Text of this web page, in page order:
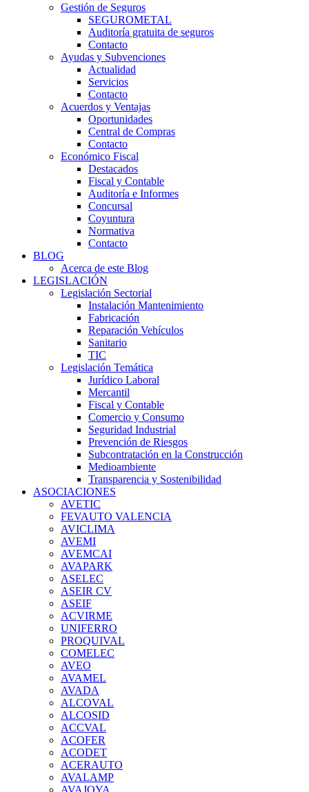
Gestión de Seguros
SEGUROMETAL
Auditoría gratuita de seguros
Contacto
Ayudas y Subvenciones
Actualidad
Servicios
Contacto
Acuerdos y Ventajas
Oportunidades
Central de Compras
Contacto
Económico Fiscal
Destacados
Fiscal y Contable
Auditoría e Informes
Concursal
Coyuntura
Normativa
Contacto
BLOG
Acerca de este Blog
LEGISLACIÓN
Legislación Sectorial
Instalación Mantenimiento
Fabricación
Reparación Vehículos
Sanitario
TIC
Legislación Temática
Jurídico Laboral
Mercantil
Fiscal y Contable
Comercio y Consumo
Seguridad Industrial
Prevención de Riesgos
Subcontratación en la Construcción
Medioambiente
Transparencia y Sostenibilidad
ASOCIACIONES
AVETIC
FEVAUTO VALENCIA
AVICLIMA
AVEMI
AVEMCAI
AVAPARK
ASELEC
ASEIR CV
ASEIF
ACVIRME
UNIFERRO
PROQUIVAL
COMELEC
AVEO
AVAMEL
AVADA
ALCOVAL
ALCOSID
ACCVAL
ACOFER
ACODET
ACERAUTO
AVALAMP
AVAJOYA